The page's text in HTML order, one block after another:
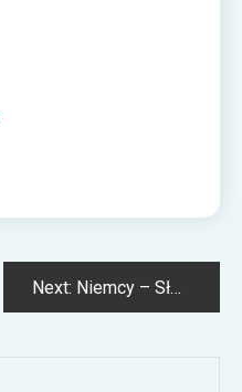
Next: Niemcy – Słowacja: Gdzie oglądać? O której godzinie? 17.11.2025